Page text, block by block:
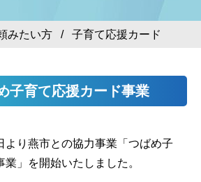
みたい方 / 子育て応援カード
育て応援カード事業
り燕市との協力事業「 つばめ子
」を開始いたしました。